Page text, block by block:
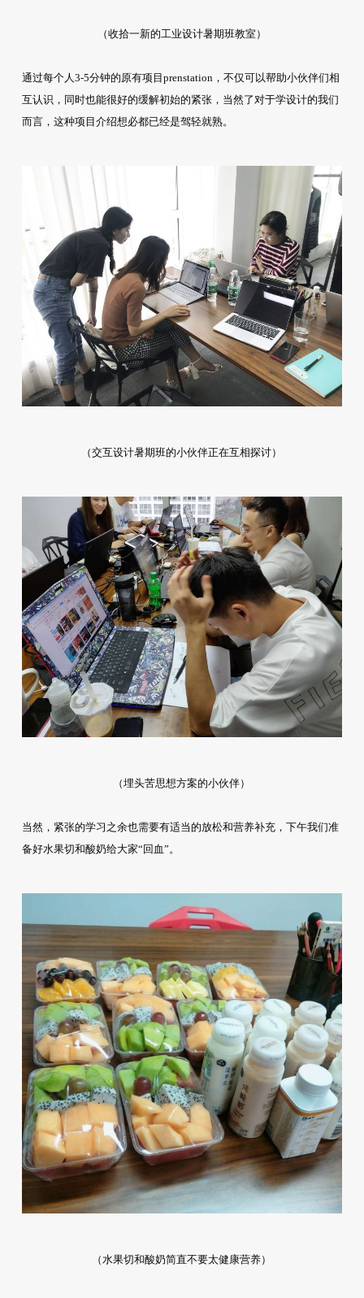
（收拾一新的工业设计暑期班教室）
通过每个人3-5分钟的原有项目prenstation，不仅可以帮助小伙伴们相
互认识，同时也能很好的缓解初始的紧张，当然了对于学设计的我们
而言，这种项目介绍想必都已经是驾轻就熟。
（交互设计暑期班的小伙伴正在互相探讨）
（埋头苦思想方案的小伙伴）
当然，紧张的学习之余也需要有适当的放松和营养补充，下午我们准
备好水果切和酸奶给大家“回血”。
（水果切和酸奶简直不要太健康营养）